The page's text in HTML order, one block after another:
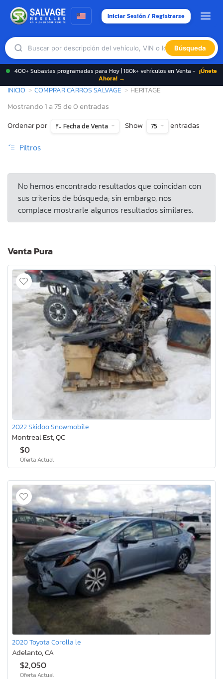
Iniciar Sesión / Registrarse
Búsqueda
400+ Subastas programadas para Hoy | 180k+ vehículos en Venta - ¡Únete
Ahora! →
INICIO COMPRAR CARROS SALVAGE HERITAGE
Mostrando 1 a 75 de 0 entradas
Ordenar por
Fecha de Venta Show 75 entradas
Filtros
No hemos encontrado resultados que coincidan con
sus criterios de búsqueda; sin embargo, nos
complace mostrarle algunos resultados similares.
Venta Pura
2022 Skidoo Snowmobile
Montreal Est, QC
$0
Oferta Actual
2020 Toyota Corolla le
Adelanto, CA
$2,050
Oferta Actual